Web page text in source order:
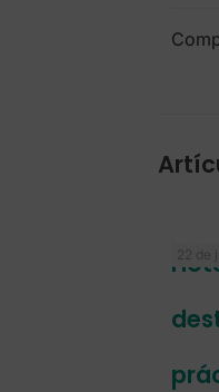
22 de